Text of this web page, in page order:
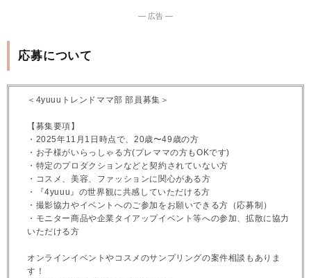
― 広告 ―
応募について
＜4yuuuトレンドママ部 部員募集＞
【募集要項】
・2025年11月1日時点で、20歳〜49歳の方
・お子様がいらっしゃる方(プレママの方もOKです)
・特定のプロダクションなどと契約されていない方
・コスメ、美容、ファッションに関心がある方
・『4yuuu』の世界観に共感していただける方
・撮影協力やイベントへのご参加をお願いできる方（応募制）
・モニター商品や企業タイアップイベント等への参加、拡散に協力
いただける方
オンラインイベントやコスメのサンプリングの案件相談もありま
す！